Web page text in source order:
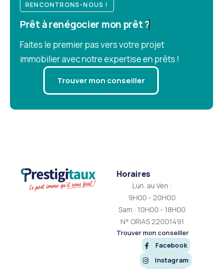
RENCONTRONS-NOUS !
Prêt àrenégocier mon prêt ?
Faites le premier pas vers votre projet
immobilier avec notre expertise en prêts !
Trouver mon conseiller
Horaires
Lun. au Ven :
9H00 - 20H00
Sam : 10H00 - 18H00
N° ORIAS 22001491
Trouver mon conseiller
Facebook
Instagram